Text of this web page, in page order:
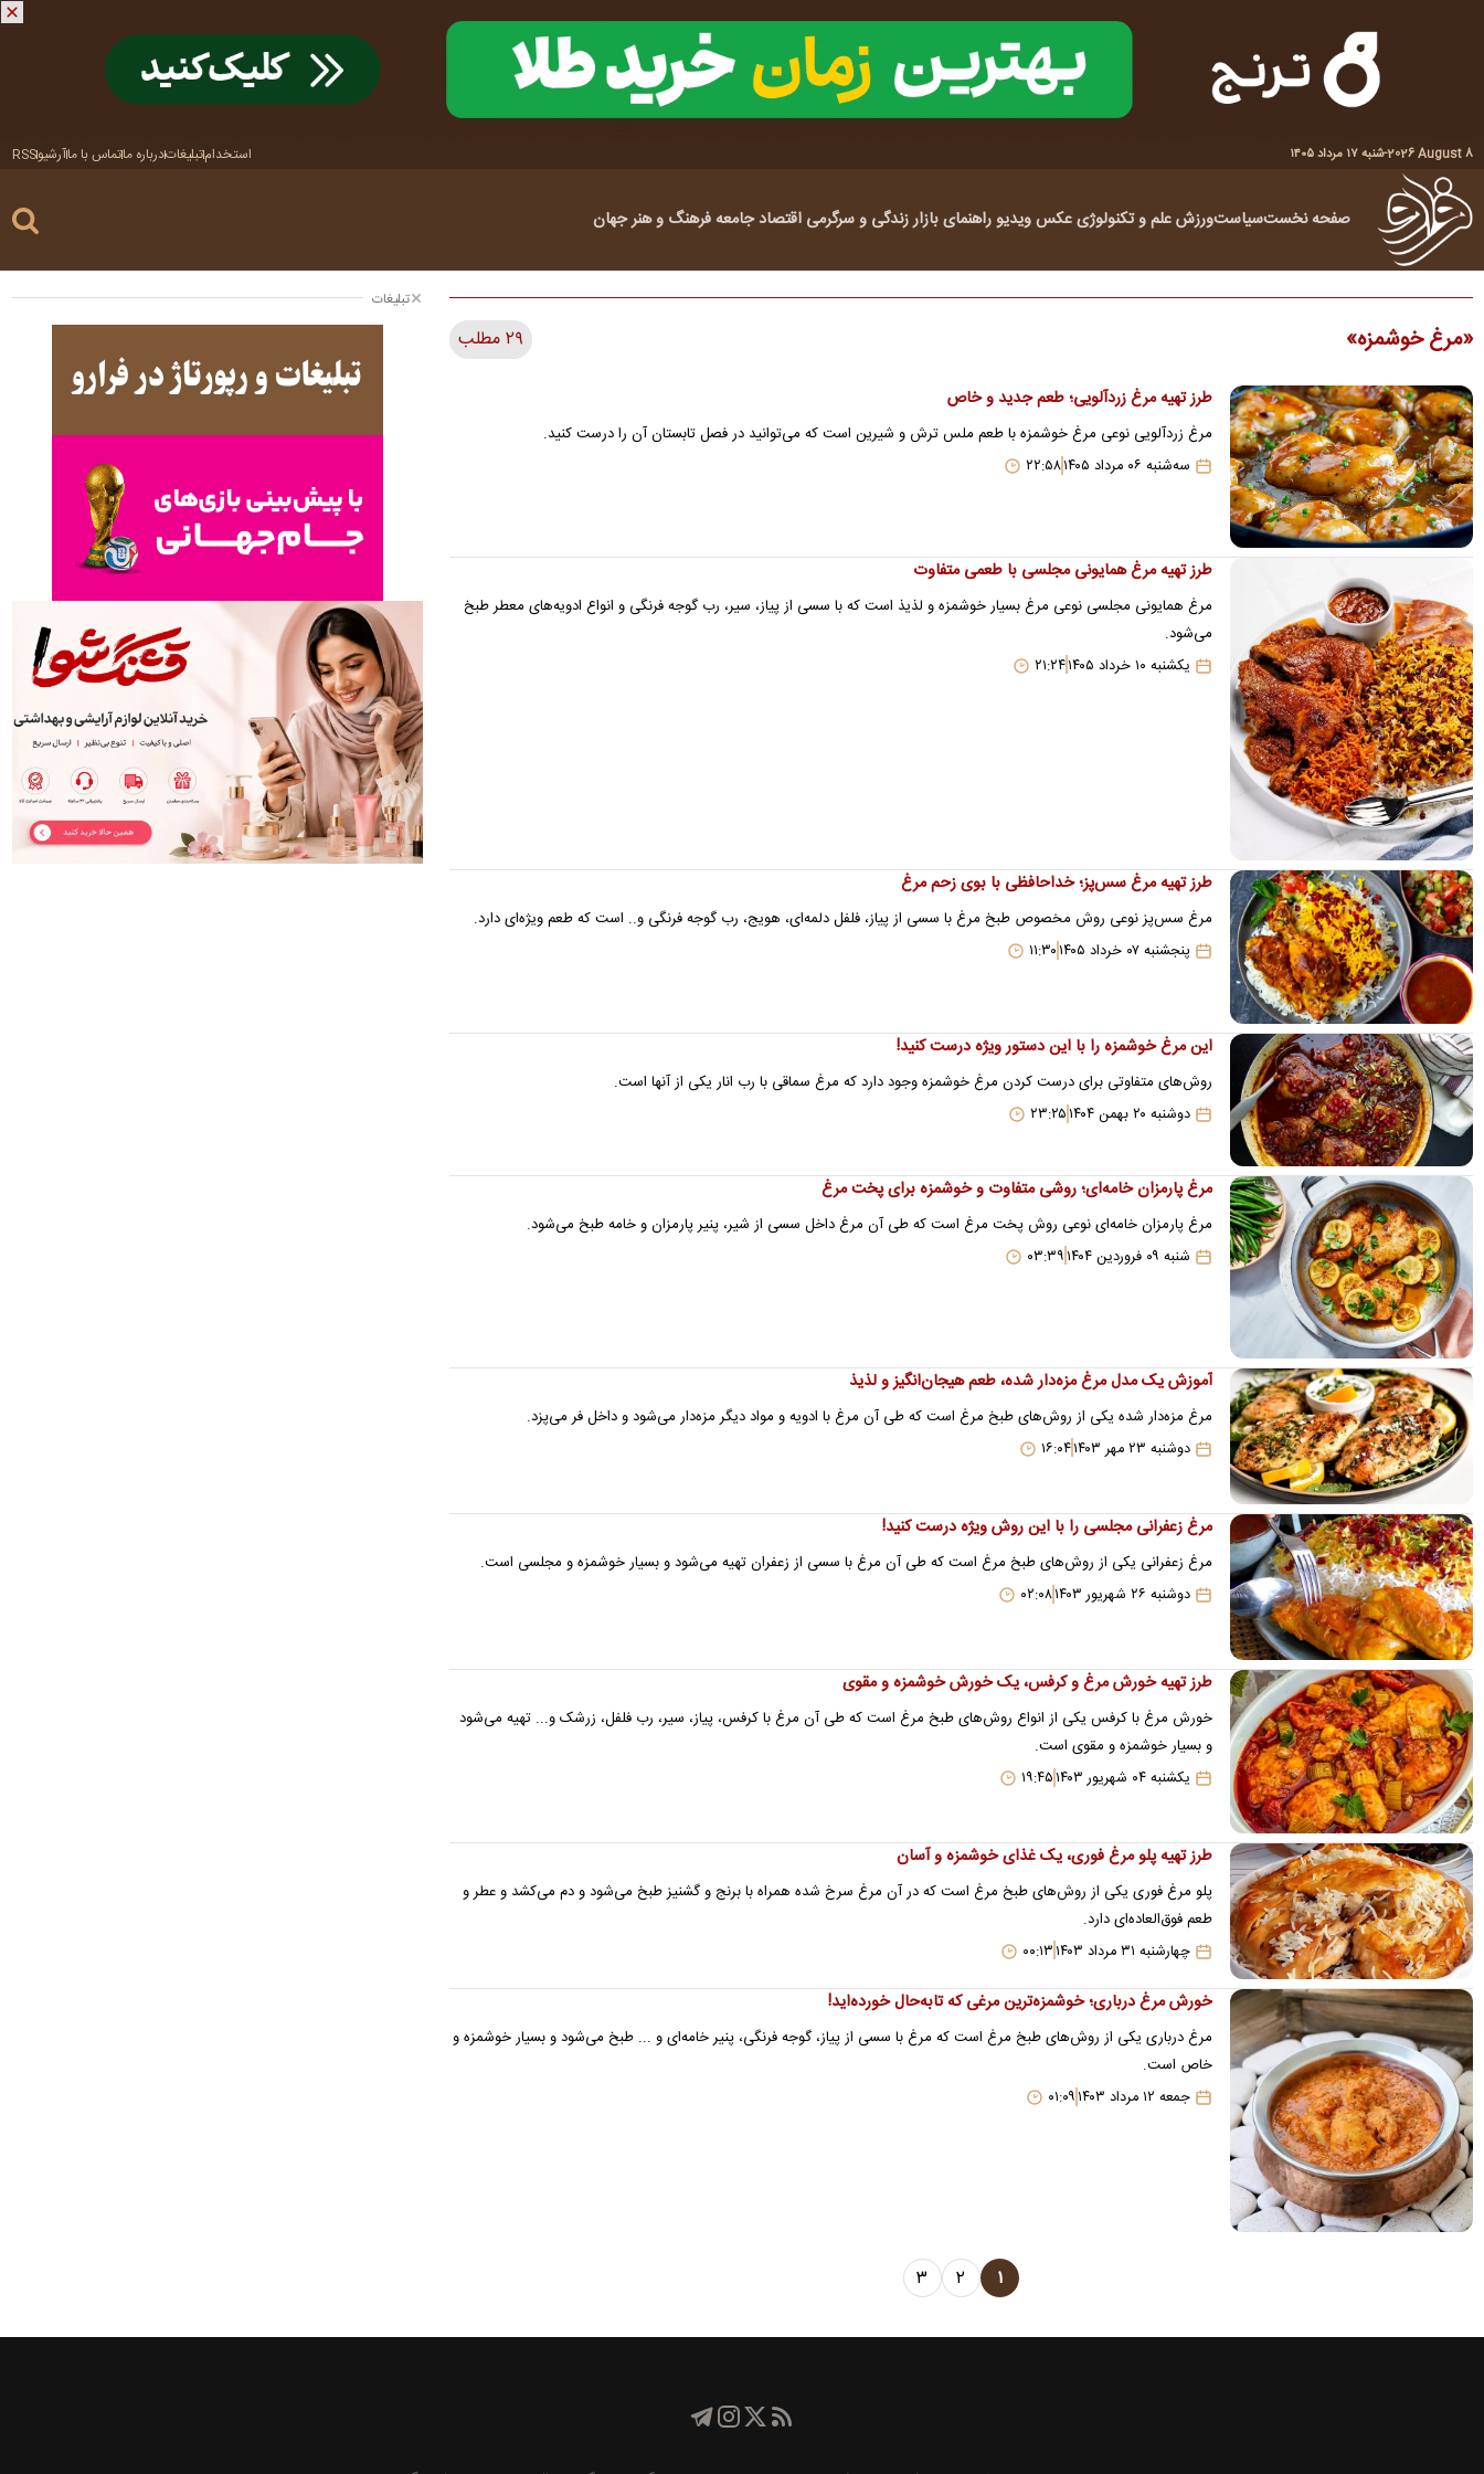
2026 August 8
-شنبه ۱۷ مرداد ۱۴۰۵ استخدامتبلیغاتدرباره ماتماس با ماآرشیوRSS
صفحه نخستسیاستورزشعلم و تکنولوژیعکسویدیوراهنمای بازارزندگی و سرگرمی اقتصادجامعه فرهنگ و هنرجهان
مرغ خوشمزه ۲۹ مطلب
طرز تهیه مرغ زردآلویی؛ طعم جدید و خاص
مرغ زردآلویی نوعی مرغ خوشمزه با طعم ملس ترش و شیرین است که می‌توانید در فصل تابستان آن را درست کنید.
سه‌شنبه ۰۶ مرداد ۱۴۰۵ ۲۲:۵۸
طرز تهیه مرغ همایونی مجلسی با طعمی متفاوت
مرغ همایونی مجلسی نوعی مرغ بسیار خوشمزه و لذیذ است که با سسی از پیاز، سیر، رب گوجه فرنگی و انواع ادویه‌های معطر طبخ
می‌شود.
یکشنبه ۱۰ خرداد ۱۴۰۵ ۲۱:۲۴
طرز تهیه مرغ سس‌پز؛ خداحافظی با بوی زحم مرغ
مرغ سس‌پز نوعی روش مخصوص طبخ مرغ با سسی از پیاز، فلفل دلمه‌ای، هویج، رب گوجه فرنگی و.. است که طعم ویژه‌ای دارد.
پنجشنبه ۰۷ خرداد ۱۴۰۵ ۱۱:۳۰
این مرغ خوشمزه را با این دستور ویژه درست کنید!
روش‌های متفاوتی برای درست کردن مرغ خوشمزه وجود دارد که مرغ سماقی با رب انار یکی از آنها است.
دوشنبه ۲۰ بهمن ۱۴۰۴ ۲۳:۲۵
مرغ پارمزان خامه‌ای؛ روشی متفاوت و خوشمزه برای پخت مرغ
مرغ پارمزان خامه‌ای نوعی روش پخت مرغ است که طی آن مرغ داخل سسی از شیر، پنیر پارمزان و خامه طبخ می‌شود.
شنبه ۰۹ فروردین ۱۴۰۴ ۰۳:۳۹
آموزش یک مدل مرغ مزه‌دار شده، طعم هیجان‌انگیز و لذیذ
مرغ مزه‌دار شده یکی از روش‌های طبخ مرغ است که طی آن مرغ با ادویه و مواد دیگر مزه‌دار می‌شود و داخل فر می‌پزد.
دوشنبه ۲۳ مهر ۱۴۰۳ ۱۶:۰۴
مرغ زعفرانی مجلسی را با این روش ویژه درست کنید!
مرغ زعفرانی یکی از روش‌های طبخ مرغ است که طی آن مرغ با سسی از زعفران تهیه می‌شود و بسیار خوشمزه و مجلسی است.
دوشنبه ۲۶ شهریور ۱۴۰۳ ۰۲:۰۸
طرز تهیه خورش مرغ و کرفس، یک خورش خوشمزه و مقوی
خورش مرغ با کرفس یکی از انواع روش‌های طبخ مرغ است که طی آن مرغ با کرفس، پیاز، سیر، رب فلفل، زرشک و... تهیه می‌شود
و بسیار خوشمزه و مقوی است.
یکشنبه ۰۴ شهریور ۱۴۰۳ ۱۹:۴۵
طرز تهیه پلو مرغ فوری، یک غذای خوشمزه و آسان
پلو مرغ فوری یکی از روش‌های طبخ مرغ است که در آن مرغ سرخ شده همراه با برنج و گشنیز طبخ می‌شود و دم می‌کشد و عطر و
طعم فوق‌العاده‌ای دارد.
چهارشنبه ۳۱ مرداد ۱۴۰۳ ۰۰:۱۳
خورش مرغ درباری؛ خوشمزه‌ترین مرغی که تابه‌حال خورده‌اید!
مرغ درباری یکی از روش‌های طبخ مرغ است که مرغ با سسی از پیاز، گوجه فرنگی، پنیر خامه‌ای و ... طبخ می‌شود و بسیار خوشمزه و
خاص است.
جمعه ۱۲ مرداد ۱۴۰۳ ۰۱:۰۹
۱ ۲ ۳
تبلیغات